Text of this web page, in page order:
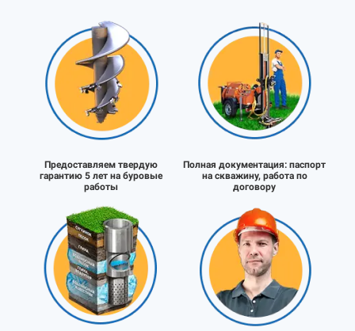
Предоставляем твердую
гарантию 5 лет на буровые
работы
Полная документация: паспорт
на скважину, работа по
договору